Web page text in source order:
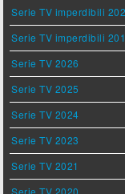
Serie TV imperdibili
Serie TV imperdibili
Serie TV 2026
Serie TV 2025
Serie TV 2024
Serie TV 2023
Serie TV 2021